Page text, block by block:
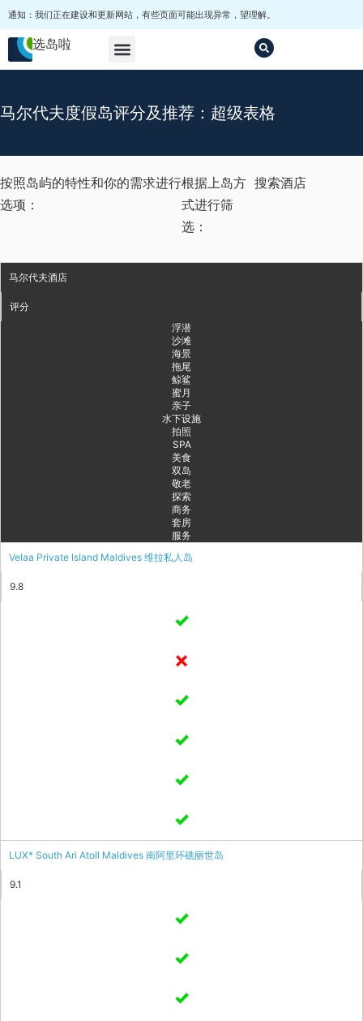
通知：我们正在建设和更新网站，有些页面可能出现异常，望理解。
选岛啦
马尔代夫度假岛评分及推荐：超级表格
按照岛屿的特性和你的需求进行
选项：
根据上岛方
式进行筛
选：
搜索酒店
马尔代夫酒店
评分
浮潜
沙滩
海景
拖尾
鲸鲨
蜜月
亲子
水下设施
拍照
SPA
美食
双岛
敬老
探索
商务
套房
服务
Velaa Private Island Maldives 维拉私人岛
9.8
LUX* South Ari Atoll Maldives 南阿里环礁丽世岛
9.1